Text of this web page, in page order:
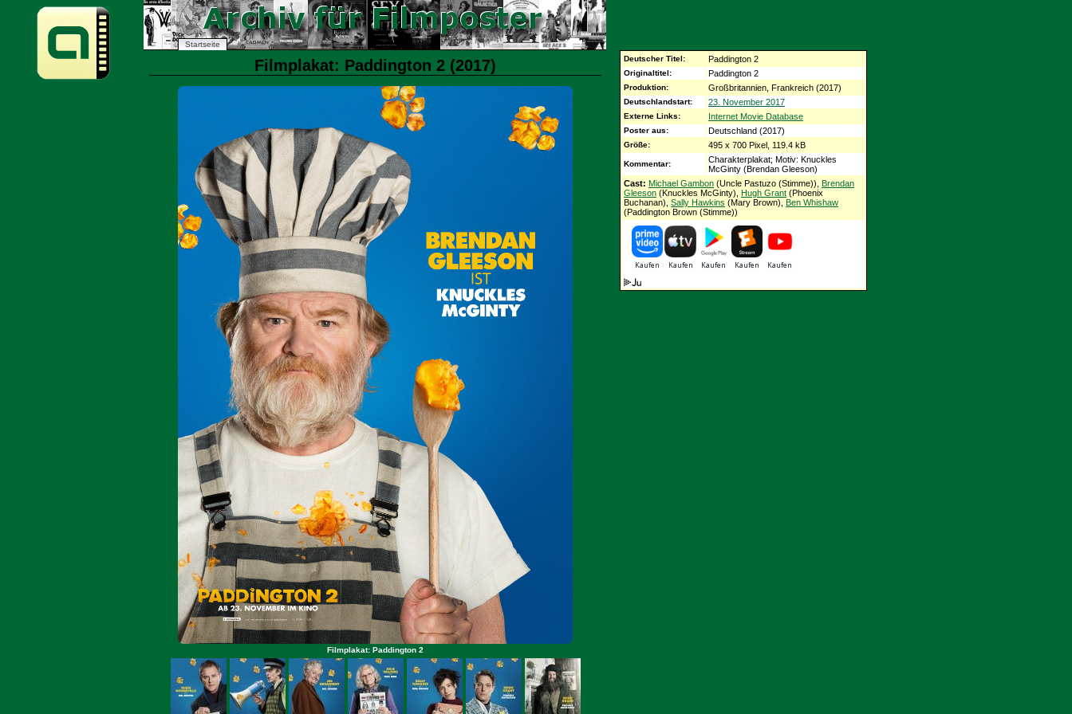
Startseite
Filmplakat: Paddington 2 (2017)
Filmplakat: Paddington 2
Deutscher Titel: Paddington 2
Originaltitel: Paddington 2
Produktion: Großbritannien, Frankreich (2017)
Deutschlandstart: 23. November 2017
Externe Links: Internet Movie Database
Poster aus: Deutschland (2017)
Größe: 495 x 700 Pixel, 119.4 kB
Kommentar:
Charakterplakat; Motiv: Knuckles
McGinty (Brendan Gleeson)
Cast: Michael Gambon (Uncle Pastuzo (Stimme)), Brendan
Gleeson (Knuckles McGinty), Hugh Grant (Phoenix
Buchanan), Sally Hawkins (Mary Brown), Ben Whishaw
(Paddington Brown (Stimme))